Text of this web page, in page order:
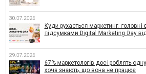
30.07.2026
Куди рухається маркетинг: головні
підсумками Digital Marketing Day
29.07.2026
67% маркетологів досі роблять
хоча знають, що вона не працює